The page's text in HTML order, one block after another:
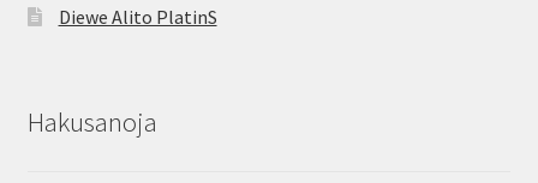
Diewe Alito PlatinS
Hakusanoja